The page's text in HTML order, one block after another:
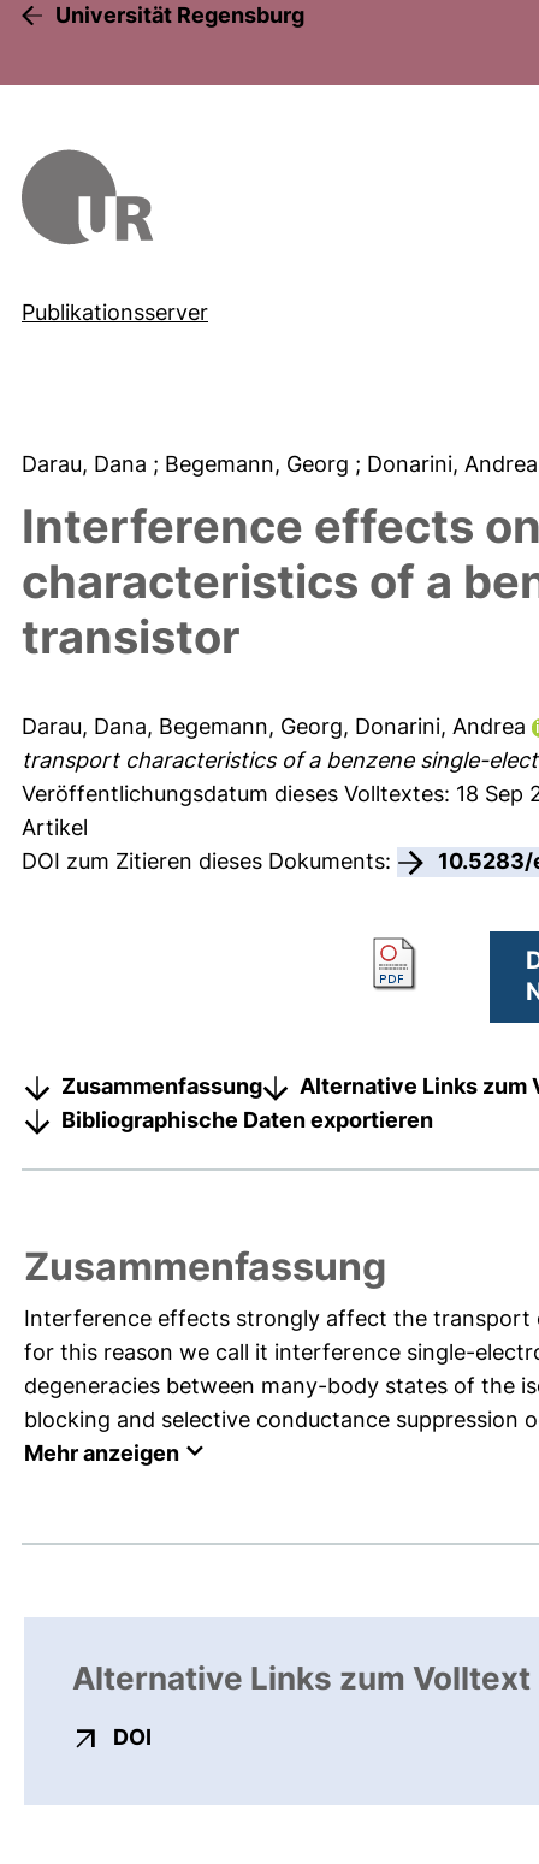
Universität Regensburg
Publikationsserver
Darau, Dana ; Begemann, Georg ; Donarini,
Interference effects
characteristics of a
transistor
Darau, Dana, Begemann, Georg, Donarini, Andrea
transport characteristics of a benzene single-
Veröffentlichungsdatum dieses Volltextes: 18 Sep
Artikel
DOI zum Zitieren dieses Dokuments:
Zusammenfassung
Alternative Links zum
Bibliographische Daten exportieren
Zusammenfassung
Interference effects strongly affect the transport
for this reason we call it interference single-
degeneracies between many-body states of the
blocking and selective conductance suppression
Mehr anzeigen
Alternative Links zum Volltext
DOI